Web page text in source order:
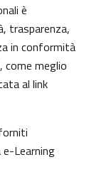
è
trasparenza,
in conformità
come meglio
al link
Learning